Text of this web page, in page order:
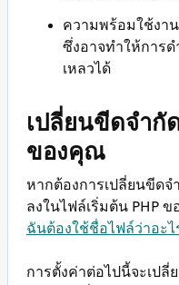
ความพร้อมใช้ง
ซึ่งอาจทำให้การ
เหลวได้
เปลี่ยนขีดจำกั
ของคุณ
หากต้องการเปลี่ยนขีด
ลงในไฟล์เริ่มต้น PHP
ฉันต้องใช้ชื่อไฟล์ว่าอะไ
การตั้งค่าต่อไปนี้จะเปลี่